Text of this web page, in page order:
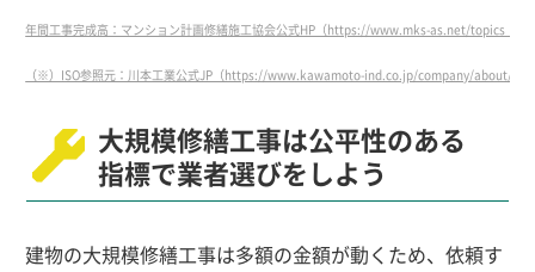
年間工事完成高：マンション計画修繕施工協会公式HP（https://www.mks-as.net/
（※）ISO参照元：川本工業公式JP（https://www.kawamoto-ind.co.jp/company/about/）
大規模修繕工事は公平性のある
指標で業者選びをしよう
建物の大規模修繕工事は多額の金額が動くため、依頼す